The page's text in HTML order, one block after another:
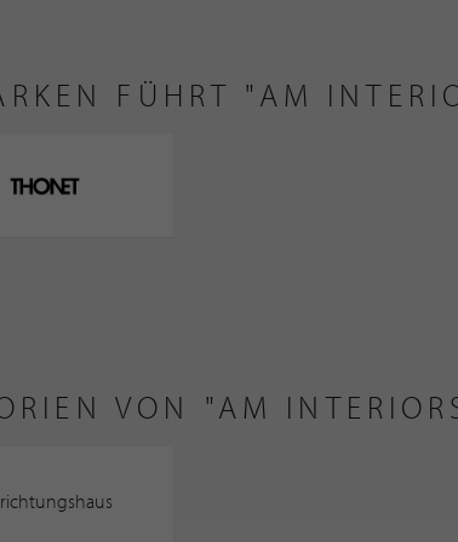
FÜHRT "AM
VON "AM